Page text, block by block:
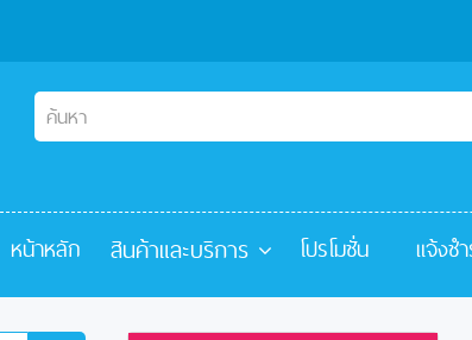
หน้าหลัก สินค้าและบริการ โปรโมชั่น แจ้งช